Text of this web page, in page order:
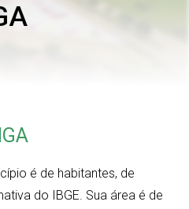
é de habitantes, de
do IBGE. Sua área é de